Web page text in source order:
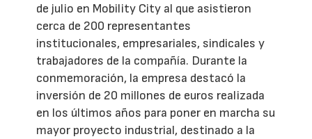
de julio en Mobility City al que asistieron
cerca de 200 representantes
institucionales, empresariales, sindicales y
trabajadores de la compañía. Durante la
conmemoración, la empresa destacó la
inversión de 20 millones de euros realizada
en los últimos años para poner en marcha su
mayor proyecto industrial, destinado a la